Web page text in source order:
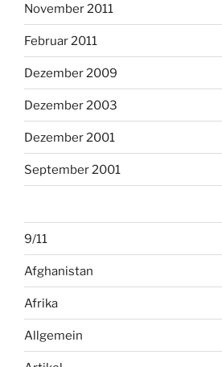
November 2011
Februar 2011
Dezember 2009
Dezember 2003
Dezember 2001
September 2001
9/11
Afghanistan
Afrika
Allgemein